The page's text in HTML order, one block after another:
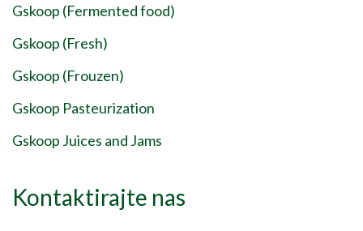
Gskoop (Fermented food)
Gskoop (Fresh)
Gskoop (Frouzen)
Gskoop Pasteurization
Gskoop Juices and Jams
Kontaktirajte nas